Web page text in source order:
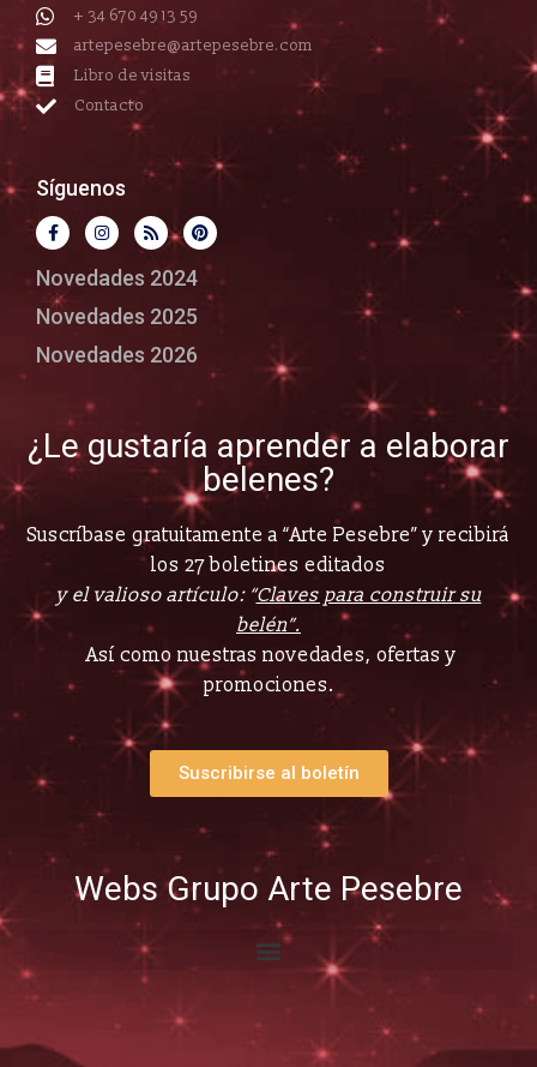
+ 34 670 49 13 59
artepesebre@artepesebre.com
Libro de visitas
Contacto
Síguenos
Novedades 2024
Novedades 2025
Novedades 2026
¿Le gustaría aprender a elaborar
belenes?
Suscríbase gratuitamente a “Arte Pesebre” y recibirá
los 27 boletines editados
y el valioso artículo: “Claves para construir su
belén”.
Así como nuestras novedades, ofertas y
promociones.
Suscribirse al boletín
Webs Grupo Arte Pesebre